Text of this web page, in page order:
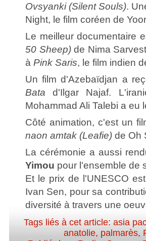
Ovsyanki (Silent Souls).
Night, le film coréen de
Le meilleur documentaire
50 Sheep)de Nima
à Pink Saris, le film indien
Un film d'Azebaïdjan a
Bata d'Ilgar Najaf.
Mohammad Ali Talebi a eu
Côté animation, c'est un
naon amtak (Leafie) de Oh
La cérémonie a aussi
Yimou pour l'ensemble de
Et le prix de l'UNESCO
Ivan Sen, pour sa
diversité à travers une
Tags liés à cet article: asia
anatolie, palmarès,